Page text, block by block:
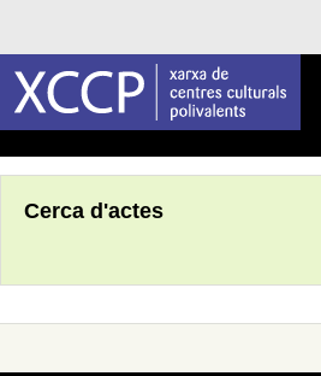
Cerca d'actes